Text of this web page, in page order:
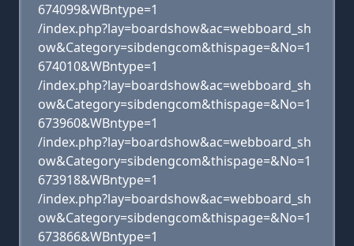
674099&WBntype=1
/index.php?lay=boardshow&ac=webboard_sh
ow&Category=sibdengcom&thispage=&No=1
674010&WBntype=1
/index.php?lay=boardshow&ac=webboard_sh
ow&Category=sibdengcom&thispage=&No=1
673960&WBntype=1
/index.php?lay=boardshow&ac=webboard_sh
ow&Category=sibdengcom&thispage=&No=1
673918&WBntype=1
/index.php?lay=boardshow&ac=webboard_sh
ow&Category=sibdengcom&thispage=&No=1
673866&WBntype=1